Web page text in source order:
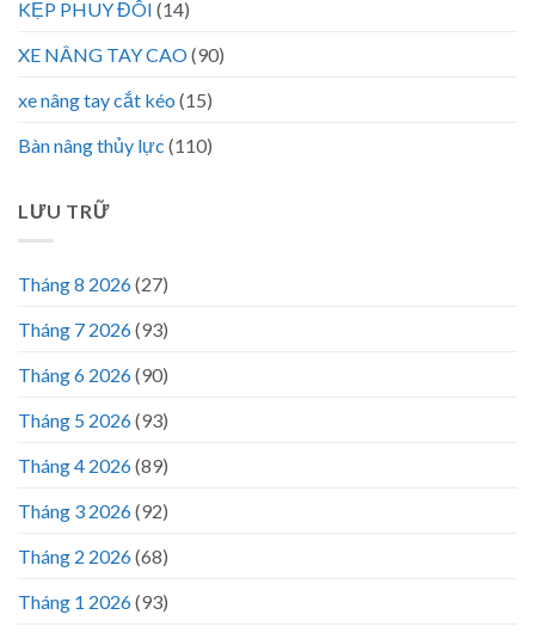
KẸP PHUY ĐÔI (14)
XE NÂNG TAY CAO(90)
xe nâng tay cắt kéo (15)
Bàn nâng thủy lực (110)
LƯU TRỮ
Tháng 8 2026(27)
Tháng 7 2026(93)
Tháng 6 2026(90)
Tháng 5 2026(93)
Tháng 4 2026(89)
Tháng 3 2026(92)
Tháng 2 2026(68)
Tháng 1 2026(93)